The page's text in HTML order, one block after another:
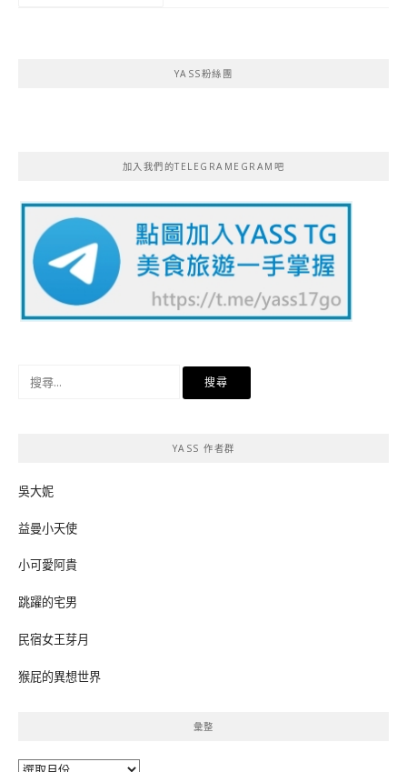
YASS粉絲團
加入我們的TELEGRAMEGRAM吧
YASS 作者群
吳大妮
益曼小天使
小可愛阿貴
跳躍的宅男
民宿女王芽月
猴屁的異想世界
彙整
彙